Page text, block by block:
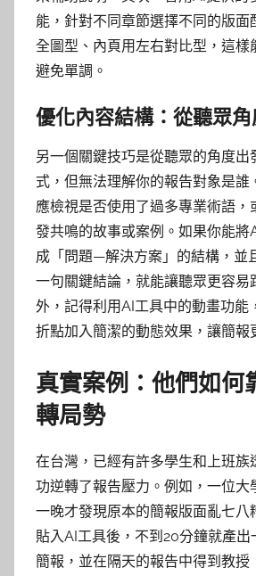
能，針對不同章節選擇不同的版面
全圖型、內頁用左右對比型，這樣
避免單調。
優化內容結構：從聽眾
另一個關鍵技巧是從聽眾的角度出
式，但無法理解你的報告對象是誰
應檢視是否使用了過多專業術語，
發共鳴的故事或案例。如果你能將
成「問題—解決方案」的結構，並
一句關鍵結論，就能讓聽眾更容易
外，記得利用AI工具中的動畫功能
折點加入簡潔的動態效果，讓簡報
真實案例：他們如何
轉局勢
在台灣，已經有許多學生和上班族
功逆轉了報告壓力。例如，一位大
一晚才發現原本的簡報版面亂七八
貼入AI工具後，不到20分鐘就產出
簡報，並在隔天的報告中得到教授